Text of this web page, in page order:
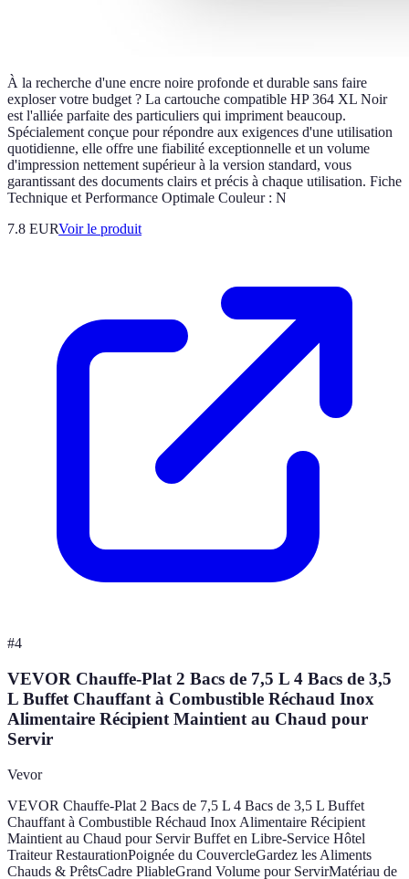
À la recherche d'une encre noire profonde et durable sans faire
exploser votre budget ? La cartouche compatible HP 364 XL Noir
est l'alliée parfaite des particuliers qui impriment beaucoup.
Spécialement conçue pour répondre aux exigences d'une utilisation
quotidienne, elle offre une fiabilité exceptionnelle et un volume
d'impression nettement supérieur à la version standard, vous
garantissant des documents clairs et précis à chaque utilisation. Fiche
Technique et Performance Optimale Couleur : N
7.8 EURVoir le produit
#4
VEVOR Chauffe-Plat 2 Bacs de 7,5 L 4 Bacs de 3,5
L Buffet Chauffant à Combustible Réchaud Inox
Alimentaire Récipient Maintient au Chaud pour
Servir
Vevor
VEVOR Chauffe-Plat 2 Bacs de 7,5 L 4 Bacs de 3,5 L Buffet
Chauffant à Combustible Réchaud Inox Alimentaire Récipient
Maintient au Chaud pour Servir Buffet en Libre-Service Hôtel
Traiteur RestaurationPoignée du CouvercleGardez les Aliments
Chauds & PrêtsCadre PliableGrand Volume pour ServirMatériau de